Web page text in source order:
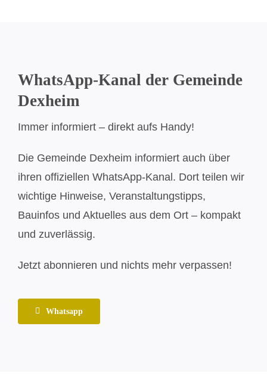
WhatsApp-Kanal der Gemeinde
Dexheim
Immer informiert – direkt aufs Handy!
Die Gemeinde Dexheim informiert auch über
ihren offiziellen WhatsApp-Kanal. Dort teilen wir
wichtige Hinweise, Veranstaltungstipps,
Bauinfos und Aktuelles aus dem Ort – kompakt
und zuverlässig.
Jetzt abonnieren und nichts mehr verpassen!
Whatsapp